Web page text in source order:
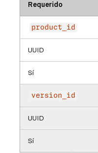
Requerido
product_id
UUID
Sí
version_id
UUID
Sí